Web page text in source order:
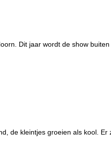
Dit jaar wordt de show
de kleintjes groeien als kool.